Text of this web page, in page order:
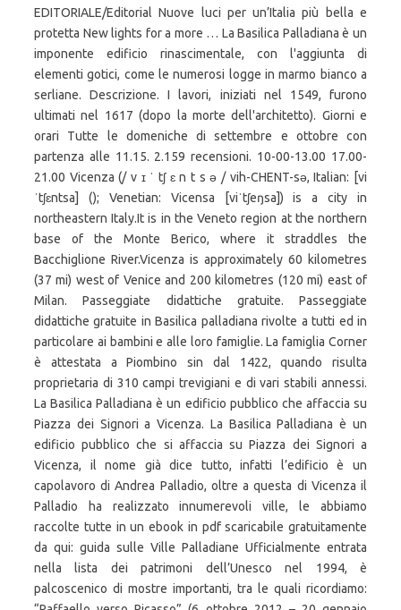
EDITORIALE/Editorial Nuove luci per un’Italia più bella e
protetta New lights for a more … La Basilica Palladiana è un
imponente edificio rinascimentale, con l'aggiunta di
elementi gotici, come le numerosi logge in marmo bianco a
serliane. Descrizione. I lavori, iniziati nel 1549, furono
ultimati nel 1617 (dopo la morte dell'architetto). Giorni e
orari Tutte le domeniche di settembre e ottobre con
partenza alle 11.15. 2.159 recensioni. 10-00-13.00 17.00-
21.00 Vicenza (/ v ɪ ˈ tʃ ɛ n t s ə / vih-CHENT-sə, Italian: [vi
ˈtʃɛntsa] (); Venetian: Vicensa [viˈtʃeŋsa]) is a city in
northeastern Italy.It is in the Veneto region at the northern
base of the Monte Berico, where it straddles the
Bacchiglione River.Vicenza is approximately 60 kilometres
(37 mi) west of Venice and 200 kilometres (120 mi) east of
Milan. Passeggiate didattiche gratuite. Passeggiate
didattiche gratuite in Basilica palladiana rivolte a tutti ed in
particolare ai bambini e alle loro famiglie. La famiglia Corner
è attestata a Piombino sin dal 1422, quando risulta
proprietaria di 310 campi trevigiani e di vari stabili annessi.
La Basilica Palladiana è un edificio pubblico che affaccia su
Piazza dei Signori a Vicenza. La Basilica Palladiana è un
edificio pubblico che si affaccia su Piazza dei Signori a
Vicenza, il nome già dice tutto, infatti l’edificio è un
capolavoro di Andrea Palladio, oltre a questa di Vicenza il
Palladio ha realizzato innumerevoli ville, le abbiamo
raccolte tutte in un ebook in pdf scaricabile gratuitamente
da qui: guida sulle Ville Palladiane Ufficialmente entrata
nella lista dei patrimoni dell’Unesco nel 1994, è
palcoscenico di mostre importanti, tra le quali ricordiamo: